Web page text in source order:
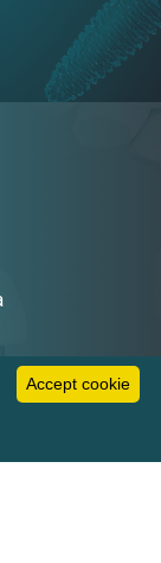
Accept cookie